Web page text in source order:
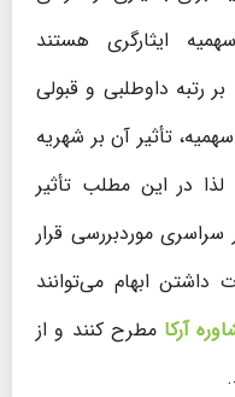
ایثارگری هستند
رتبه داوطلبی و قبولی
تأثیر آن بر شهریه
در این مطلب تأثیر
در کنکور سراسری موردبررسی قرار
ابهام می‌توانند
آرکا مطرح کنند و از